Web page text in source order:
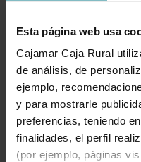
Esta página web usa
Cajamar Caja Rural
de análisis, de
ejemplo,
y para mostrarle
preferencias, teniendo
finalidades, el perfil
(por ejemplo, páginas
desde tu móvil.
Condiciones
pedimos ser
operar online.
tu nómina, pero
quieres.